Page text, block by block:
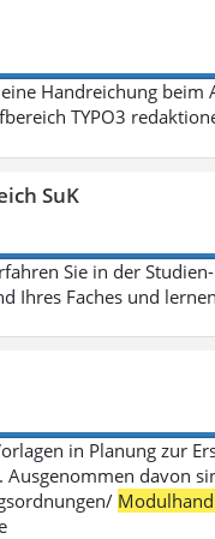
Handreichung beim
TYPO3
SuK
Sie in der
Ihres Faches und
in Planung zur
Ausgenommen davon